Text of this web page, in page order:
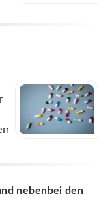
nebenbei den